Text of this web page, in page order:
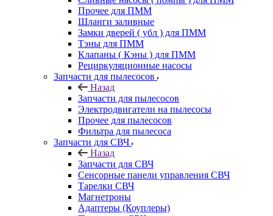
Прочее для ПММ
Шланги заливные
Замки дверей ( убл ) для ПММ
Тэны для ПММ
Клапаны ( Кэны ) для ПММ
Рециркуляционные насосы
Запчасти для пылесосов
Назад
Запчасти для пылесосов
Электродвигатели на пылесосы
Прочее для пылесосов
Фильтра для пылесоса
Запчасти для СВЧ
Назад
Запчасти для СВЧ
Сенсорные панели управления СВЧ
Тарелки СВЧ
Магнетроны
Адаптеры (Коуплеры)